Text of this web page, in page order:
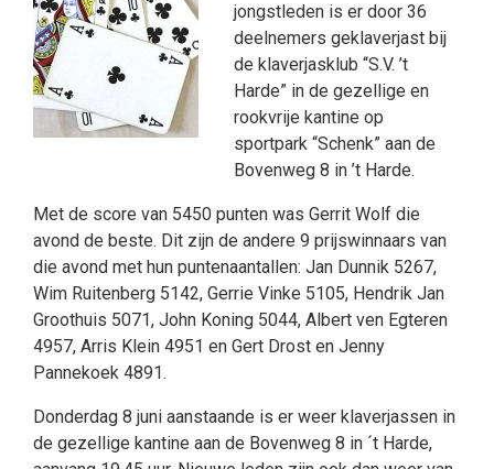
jongstleden is er door 36
deelnemers geklaverjast bij
de klaverjasklub “S.V. ’t
Harde” in de gezellige en
rookvrije kantine op
sportpark “Schenk” aan de
Bovenweg 8 in ’t Harde.
Met de score van 5450 punten was Gerrit Wolf die
avond de beste. Dit zijn de andere 9 prijswinnaars van
die avond met hun puntenaantallen: Jan Dunnik 5267,
Wim Ruitenberg 5142, Gerrie Vinke 5105, Hendrik Jan
Groothuis 5071, John Koning 5044, Albert ven Egteren
4957, Arris Klein 4951 en Gert Drost en Jenny
Pannekoek 4891.
Donderdag 8 juni aanstaande is er weer klaverjassen in
de gezellige kantine aan de Bovenweg 8 in ´t Harde,